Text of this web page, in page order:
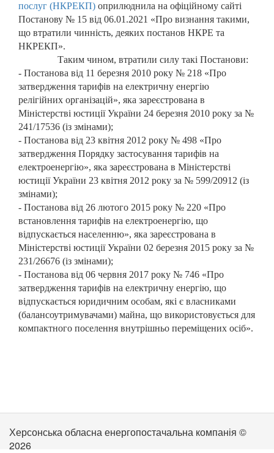
послуг (НКРЕКП) оприлюднила на офіційному сайті
Постанову № 15 від 06.01.2021 «Про визнання такими,
що втратили чинність, деяких постанов НКРЕ та
НКРЕКП».
Таким чином, втратили силу такі Постанови:
- Постанова від 11 березня 2010 року № 218 «Про
затвердження тарифів на електричну енергію
релігійних організацій», яка зареєстрована в
Міністерстві юстиції України 24 березня 2010 року за №
241/17536 (із змінами);
- Постанова від 23 квітня 2012 року № 498 «Про
затвердження Порядку застосування тарифів на
електроенергію», яка зареєстрована в Міністерстві
юстиції України 23 квітня 2012 року за № 599/20912 (із
змінами);
- Постанова від 26 лютого 2015 року № 220 «Про
встановлення тарифів на електроенергію, що
відпускається населенню», яка зареєстрована в
Міністерстві юстиції України 02 березня 2015 року за №
231/26676 (із змінами);
- Постанова від 06 червня 2017 року № 746 «Про
затвердження тарифів на електричну енергію, що
відпускається юридичним особам, які є власниками
(балансоутримувачами) майна, що використовується для
компактного поселення внутрішньо переміщених осіб».
Херсонська обласна енергопостачальна компанія ©
2026